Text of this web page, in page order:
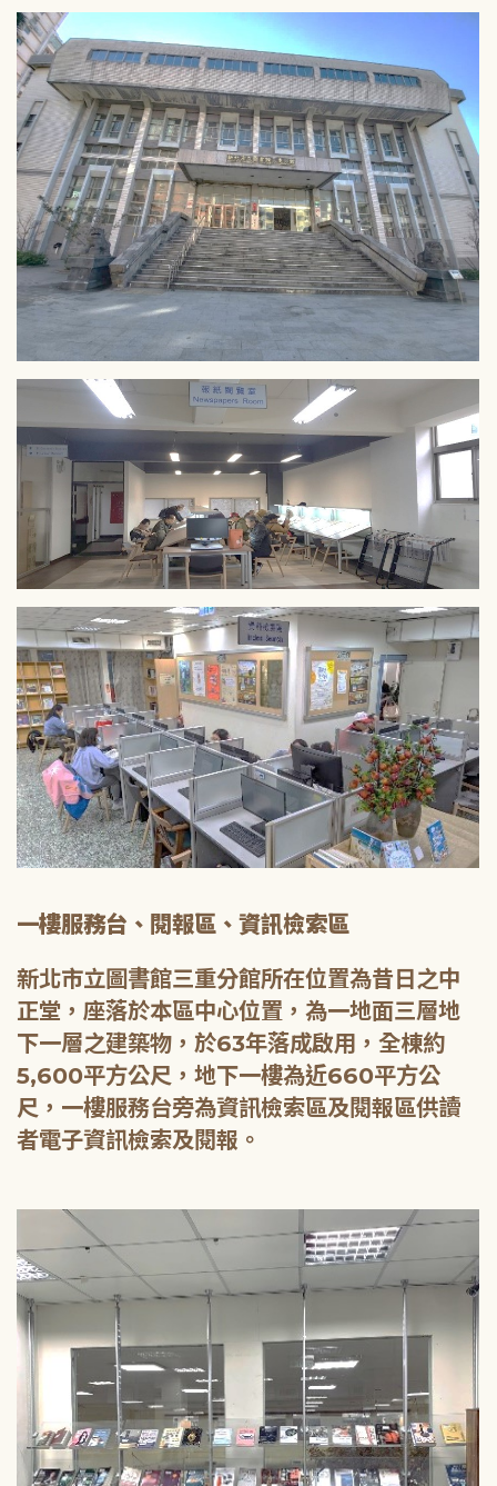
一樓服務台、閱報區、資訊檢索區
新北市立圖書館三重分館所在位置為昔日之中
正堂，座落於本區中心位置，為一地面三層地
下一層之建築物，於63年落成啟用，全棟約
5,600平方公尺，地下一樓為近660平方公
尺，一樓服務台旁為資訊檢索區及閱報區供讀
者電子資訊檢索及閱報。